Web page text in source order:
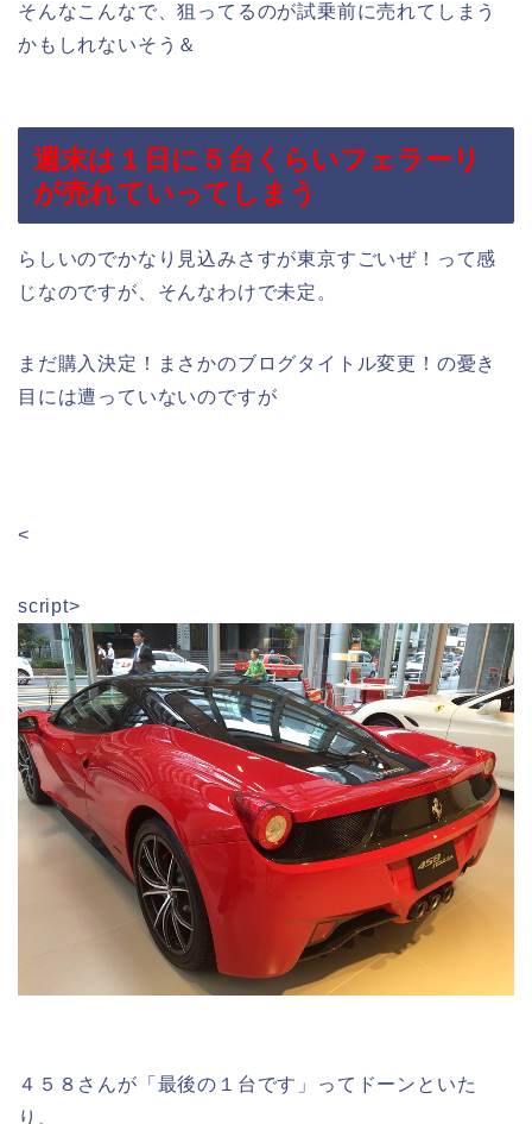
そんなこんなで、狙ってるのが試乗前に売れてしまう
かもしれないそう＆
週末は１日に５台くらいフェラーリ
が売れていってしまう
らしいのでかなり見込みさすが東京すごいぜ！って感
じなのですが、そんなわけで未定。
まだ購入決定！まさかのブログタイトル変更！の憂き
目には遭っていないのですが
<
script>
４５８さんが「最後の１台です」ってドーンといた
り、